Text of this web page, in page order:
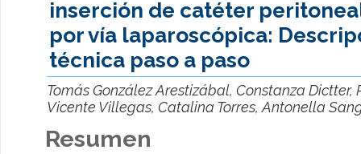
inserción de catéter
por vía laparoscópica:
técnica paso a paso
Tomás González Arestizábal, Constanza Dictter,
Vicente Villegas, Catalina Torres, Antonella
Resumen